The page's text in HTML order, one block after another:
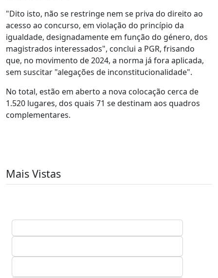
"Dito isto, não se restringe nem se priva do direito ao
acesso ao concurso, em violação do princípio da
igualdade, designadamente em função do género, dos
magistrados interessados", conclui a PGR, frisando
que, no movimento de 2024, a norma já fora aplicada,
sem suscitar "alegações de inconstitucionalidade".
No total, estão em aberto a nova colocação cerca de
1.520 lugares, dos quais 71 se destinam aos quadros
complementares.
Mais Vistas